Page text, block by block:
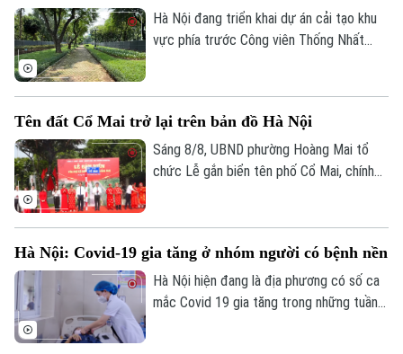
Chuyên mục
Hà Nội
Chính trị
Hà Nội
Nhịp sống Hà Nội
Thế giới
Hà Nội đang triển khai dự án cải tạo khu
vực phía trước Công viên Thống Nhất
cộng tại khu vực trung tâm Thủ đô.
Tên đất Cổ Mai trở lại trên bản đồ Hà Nội
Sáng 8/8, UBND phường Hoàng Mai tổ
chức Lễ gắn biển tên phố Cổ Mai, chính
động chào mừng kỷ niệm 81 năm Cách
mạng Tháng Tám thành công và Quốc
khánh 2/9.
Hà Nội: Covid-19 gia tăng ở nhóm người có bệnh nền
Hà Nội hiện đang là địa phương có số ca
mắc Covid 19 gia tăng trong những tuần